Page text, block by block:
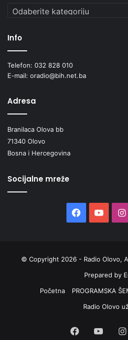
Kategorije
Info
Telefon: 032 828 010
E-mail: oradio@bih.net.ba
Adresa
Branilaca Olova bb
71340 Olovo
Bosna i Hercegovina
Socijalne mreže
Facebook
© Copyright 2026 - Radio Olovo,
Prepared by
Početna
PROGRAMSKA
Radio Olovo
Facebook